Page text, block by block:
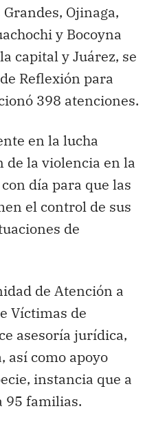
Ojinaga,
y Bocoyna
capital y Juárez, se
Reflexión para
398 atenciones.
en la lucha
de la violencia en la
día para que las
el control de sus
de
de Atención a
Víctimas de
asesoría jurídica,
así como apoyo
instancia que a
95 familias.